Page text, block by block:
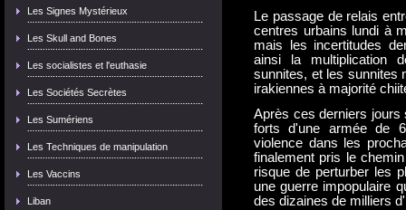
Les Signes Mystérieux
Les Skull and Bones
Les socialistes et l'euthasie
Les Sociétés Secrètes
Les Sumériens
Les Techniques de manipulation
Les Vaccins
Liban
Le passage de relais
centres urbains lundi à
mais les incertitudes
ainsi la multiplication
sunnites, et les sunnites
irakiennes à majorité
Après ces derniers jours
forts d'une armée de
violence dans les
finalement pris le
risque de perturber les
une guerre impopulaire
des dizaines de milliers